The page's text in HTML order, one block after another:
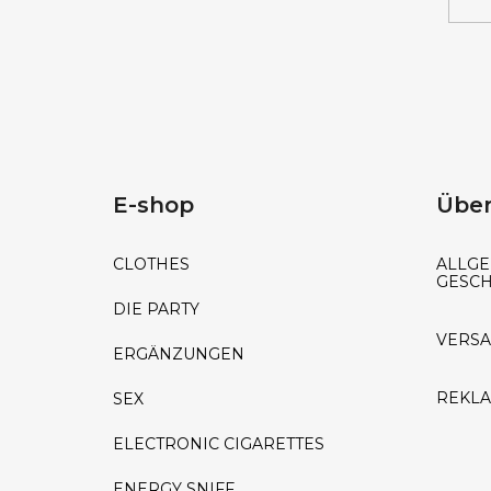
E-shop
CLOTHES
DIE PARTY
ERGÄNZUNGEN
SEX
ELECTRONIC CIGARETTES